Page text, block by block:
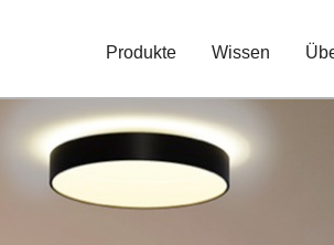
Produkte Wissen